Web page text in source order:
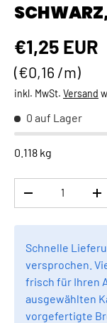
Normaler
€1,25 EUR
Grundpreis
€0,16 /m
inkl. MwSt. Versand
0 auf Lager
0.118 kg
MENGE
Schnelle
versprochen.
frisch für Ihren
ausgewählten
vorgefertigte